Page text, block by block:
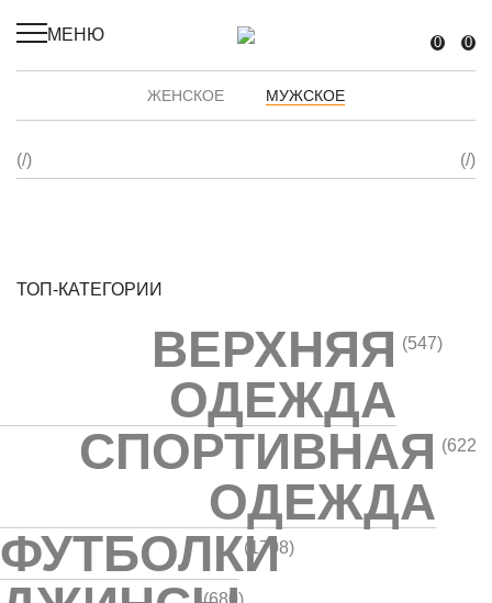
МЕНЮ 0 0
ЖЕНСКОЕ МУЖСКОЕ
ТОП-КАТЕГОРИИ
ВЕРХНЯЯ
ОДЕЖДА
(547)
СПОРТИВНАЯ
ОДЕЖДА
(622)
ФУТБОЛКИ
(1708)
(680)